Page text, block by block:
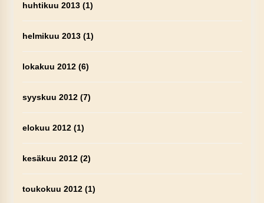
huhtikuu 2013(1)
helmikuu 2013(1)
lokakuu 2012(6)
syyskuu 2012(7)
elokuu 2012(1)
kesäkuu 2012(2)
toukokuu 2012(1)